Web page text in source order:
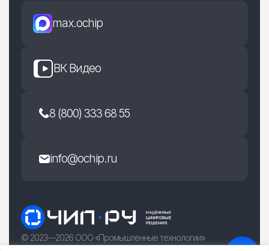
max.ochip
ВК Видео
8 (800) 333 68 55
info@ochip.ru
© 2023—2026 ООО «Промышленные технологии»